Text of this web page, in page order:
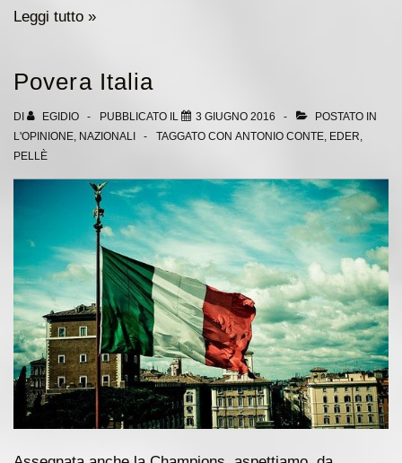
Viktoria
bionda
di
Pellè
Leggi tutto »
Povera Italia
DI EGIDIO PUBBLICATO IL 3 GIUGNO 2016
POSTATO IN
L'OPINIONE, NAZIONALI TAGGATO CON ANTONIO CONTE, EDER,
PELLÈ